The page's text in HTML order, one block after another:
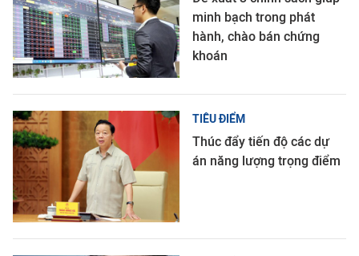
minh bạch trong phát
hành, chào bán chứng
khoán
TIÊU ĐIỂM
Thúc đẩy tiến độ các dự
án năng lượng trọng điểm